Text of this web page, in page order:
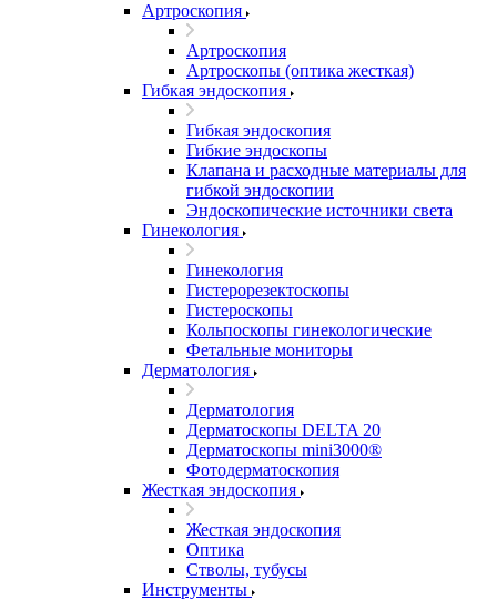
Артроскопия
Артроскопия
Артроскопы (оптика жесткая)
Гибкая эндоскопия
Гибкая эндоскопия
Гибкие эндоскопы
Клапана и расходные материалы для
гибкой эндоскопии
Эндоскопические источники света
Гинекология
Гинекология
Гистерорезектоскопы
Гистероскопы
Кольпоскопы гинекологические
Фетальные мониторы
Дерматология
Дерматология
Дерматоскопы DELTA 20
Дерматоскопы mini3000®
Фотодерматоскопия
Жесткая эндоскопия
Жесткая эндоскопия
Оптика
Стволы, тубусы
Инструменты